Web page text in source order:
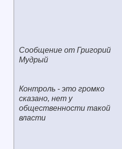
Сообщение от Григорий
Мудрый
Контроль - это громко
сказано, нет у
общественности такой
власти